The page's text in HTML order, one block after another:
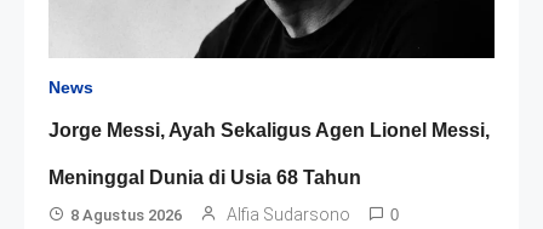
News
Jorge Messi, Ayah Sekaligus Agen Lionel Messi,
Meninggal Dunia di Usia 68 Tahun
8 Agustus 2026 Alfia Sudarsono 0